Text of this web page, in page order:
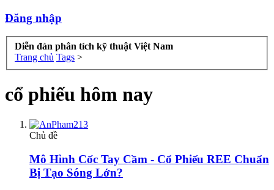
Đăng nhập
Diễn đàn phân tích kỹ thuật Việt Nam
Trang chủ Tags >
cổ phiếu hôm nay
Chủ đề
Mô Hình Cốc Tay Cầm - Cổ Phiếu REE Chuẩn
Bị Tạo Sóng Lớn?